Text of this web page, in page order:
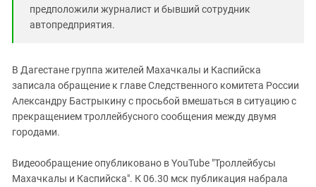
предположили журналист и бывший сотрудник
автопредприятия.
В Дагестане группа жителей Махачкалы и Каспийска
записала обращение к главе Следственного комитета России
Александру Бастрыкину с просьбой вмешаться в ситуацию с
прекращением троллейбусного сообщения между двумя
городами.
Видеообращение опубликовано в YouTube "Троллейбусы
Махачкалы и Каспийска". К 06.30 мск публикация набрала